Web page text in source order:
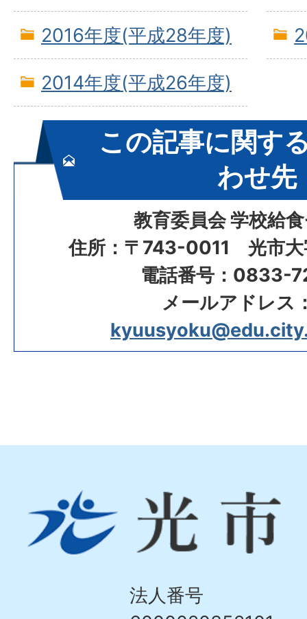
2016年度(平成28年度)
2014年度(平成26年度)
この記事に関す
わせ先
教育委員会 学校給
住所：〒743-0011 光市
電話番号：0833-
メールアドレス
市
Hikari
法人番号